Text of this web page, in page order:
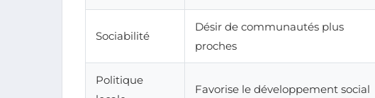
Sociabilité
Désir de communautés plus
proches
Politique
Favorise le développement social